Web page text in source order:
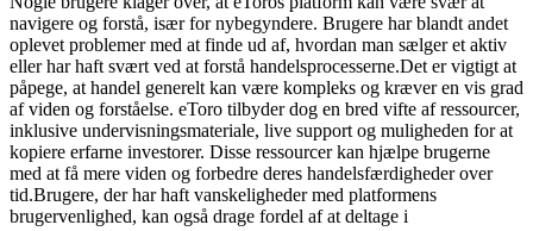
navigere og forstå, især for nybegyndere. Brugere har blandt andet
oplevet problemer med at finde ud af, hvordan man sælger et aktiv
eller har haft svært ved at forstå handelsprocesserne.Det er vigtigt at
påpege, at handel generelt kan være kompleks og kræver en vis grad
af viden og forståelse. eToro tilbyder dog en bred vifte af ressourcer,
inklusive undervisningsmateriale, live support og muligheden for at
kopiere erfarne investorer. Disse ressourcer kan hjælpe brugerne
med at få mere viden og forbedre deres handelsfærdigheder over
tid.Brugere, der har haft vanskeligheder med platformens
brugervenlighed, kan også drage fordel af at deltage i